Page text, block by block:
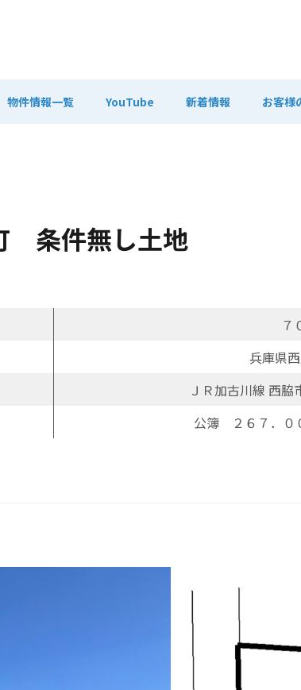
物件情報一覧 YouTube 新着情報 お客様
条件無し土地
７
兵庫県
ＪＲ加古川線 西
公簿 ２６７．０